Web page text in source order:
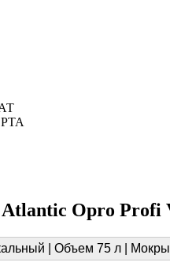
Atlantic Opro
| Объем 75 л |